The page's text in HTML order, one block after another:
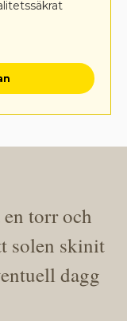
en torr och
solen skinit
dagg